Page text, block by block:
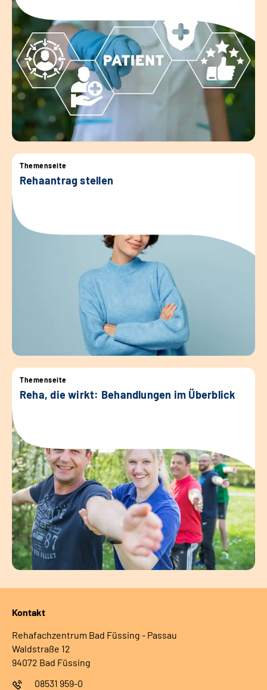
Themenseite
Rehaantrag stellen
Themenseite
Reha, die wirkt: Behandlungen im Überblick
Kontakt
Rehafachzentrum Bad Füssing - Passau
Waldstraße 12
94072 Bad Füssing
08531 959-0